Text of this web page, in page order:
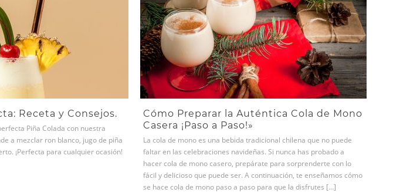
Receta y Consejos.
Piña Colada con nuestra
a mezclar ron blanco, jugo de piña
¡Perfecta para cualquier ocasión!
Cómo Preparar la Auténtica Cola de Mono
Casera ¡Paso a Paso!»
La cola de mono es una bebida tradicional chilena que no puede
faltar en las celebraciones navideñas. Si nunca has probado a
hacer cola de mono casero, prepárate para sorprenderte con lo
fácil y delicioso que puede ser. A continuación, te enseñamos cómo
se hace cola de mono paso a paso para que la disfrutes […]